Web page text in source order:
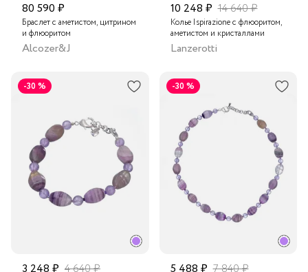
80 590 ₽
Браслет с аметистом, цитрином
и флюоритом
Alcozer&J
10 248 ₽ 14 640 ₽
Колье Ispirazione с флюоритом,
аметистом и кристаллами
Lanzerotti
-30 % -30 %